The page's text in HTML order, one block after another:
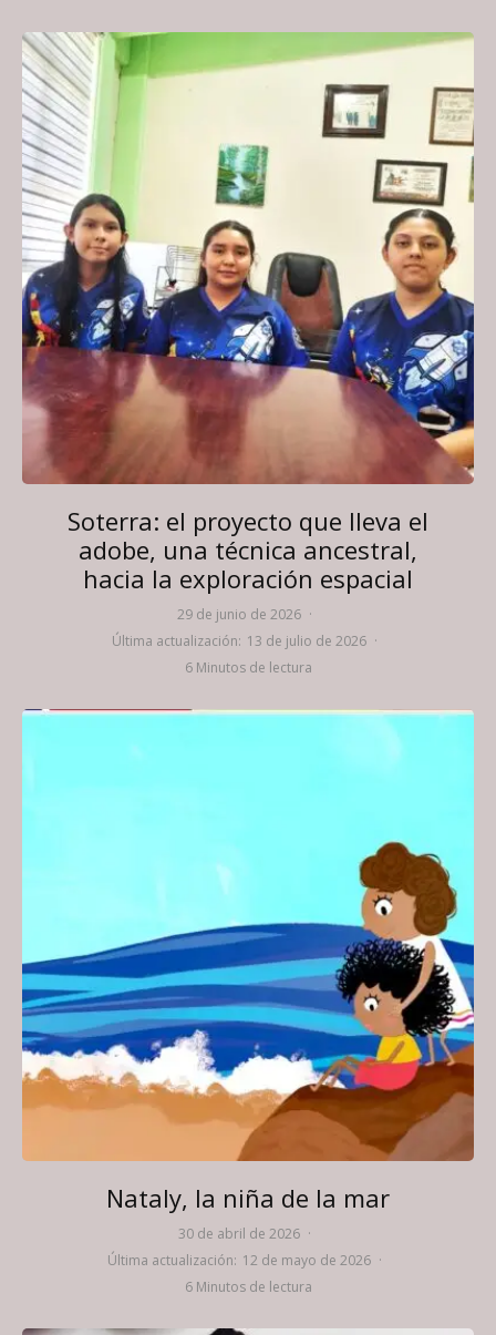
Soterra: el proyecto que lleva el
adobe, una técnica ancestral,
hacia la exploración espacial
29 de junio de 2026 ·
Última actualización: 13 de julio de 2026 ·
6 Minutos de lectura
Nataly, la niña de la mar
30 de abril de 2026 ·
Última actualización: 12 de mayo de 2026 ·
6 Minutos de lectura